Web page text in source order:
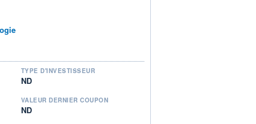
TYPE D'INVESTISSEUR
ND
VALEUR DERNIER COUPON
ND